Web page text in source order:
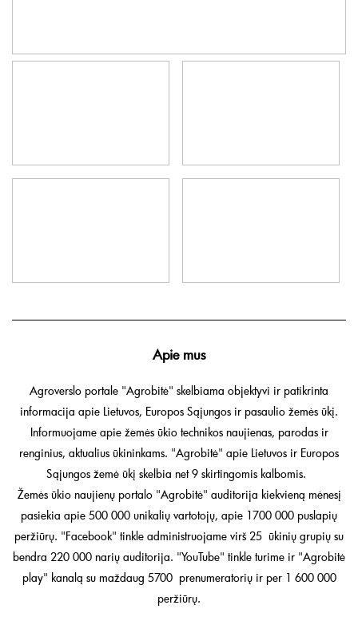
Apie mus
Agroverslo portale "Agrobitė" skelbiama objektyvi ir patikrinta
informacija apie Lietuvos, Europos Sąjungos ir pasaulio žemės ūkį.
Informuojame apie žemės ūkio technikos naujienas, parodas ir
renginius, aktualius ūkininkams. "Agrobitė" apie Lietuvos ir Europos
Sąjungos žemė ūkį skelbia net 9 skirtingomis kalbomis.
Žemės ūkio naujienų portalo "Agrobitė" auditorija kiekvieną mėnesį
pasiekia apie 500 000 unikalių vartotojų, apie 1700 000 puslapių
peržiūrų. "Facebook" tinkle administruojame virš 25 ūkinių grupių su
bendra 220 000 narių auditorija. "YouTube" tinkle turime ir "Agrobitė
play" kanalą su maždaug 5700 prenumeratorių ir per 1 600 000
peržiūrų.